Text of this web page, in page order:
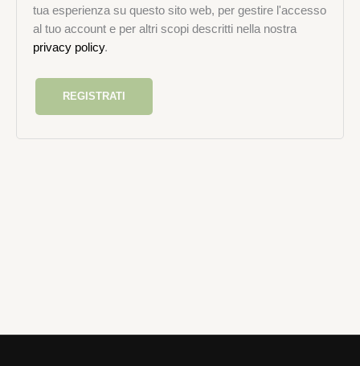
tua esperienza su questo sito web, per gestire l'accesso
al tuo account e per altri scopi descritti nella nostra
privacy policy.
REGISTRATI